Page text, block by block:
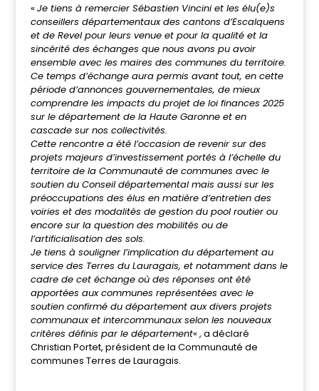
« Je tiens à remercier Sébastien Vincini et les élu(e)s
conseillers départementaux des cantons d’Escalquens
et de Revel pour leurs venue et pour la qualité et la
sincérité des échanges que nous avons pu avoir
ensemble avec les maires des communes du territoire.
Ce temps d’échange aura permis avant tout, en cette
période d’annonces gouvernementales, de mieux
comprendre les impacts du projet de loi finances 2025
sur le département de la Haute Garonne et en
cascade sur nos collectivités.
Cette rencontre a été l’occasion de revenir sur des
projets majeurs d’investissement portés à l’échelle du
territoire de la Communauté de communes avec le
soutien du Conseil départemental mais aussi sur les
préoccupations des élus en matière d’entretien des
voiries et des modalités de gestion du pool routier ou
encore sur la question des mobilités ou de
l’artificialisation des sols.
Je tiens à souligner l’implication du département au
service des Terres du Lauragais, et notamment dans le
cadre de cet échange où des réponses ont été
apportées aux communes représentées avec le
soutien confirmé du département aux divers projets
communaux et intercommunaux selon les nouveaux
critères définis par le département« , a déclaré
Christian Portet, président de la Communauté de
communes Terres de Lauragais.